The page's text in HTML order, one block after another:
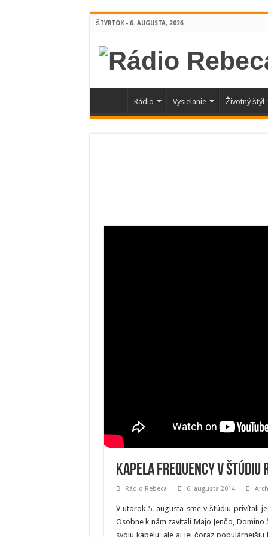
ŠTVRTOK - 6. AUGUSTA, 2026
Rádio Vysielanie Životný štýl
Kapela Frequency v štúdiu
Rádio Rebeca 6. augusta 2014
V utorok 5. augusta sme v štúdiu privítali
Osobne k nám zavítali Majo Jenčo,
svoju kapelu, ale aj jej čoraz